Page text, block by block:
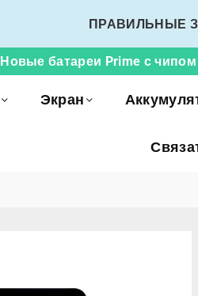
ПРАВИЛЬНЫЕ
Новые батареи Prime с
Экран